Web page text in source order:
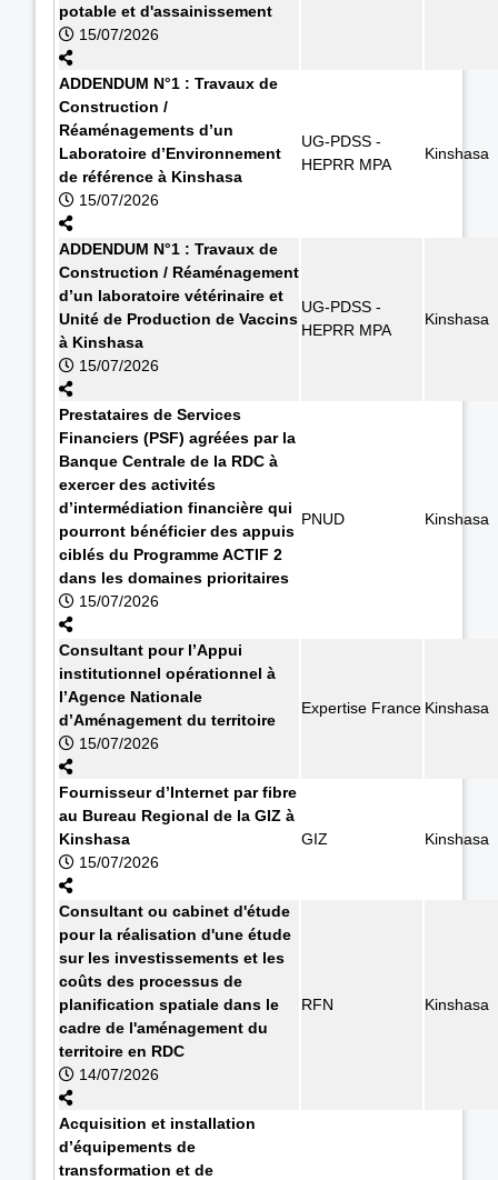
potable et d'assainissement
15/07/2026
ADDENDUM N°1 : Travaux de
Construction /
Réaménagements d’un
Laboratoire d’Environnement
de référence à Kinshasa
15/07/2026
UG-PDSS -
HEPRR MPA
Kinshasa
ADDENDUM N°1 : Travaux de
Construction / Réaménagement
d’un laboratoire vétérinaire et
Unité de Production de Vaccins
à Kinshasa
15/07/2026
UG-PDSS -
HEPRR MPA
Kinshasa
Prestataires de Services
Financiers (PSF) agréées par la
Banque Centrale de la RDC à
exercer des activités
d’intermédiation financière qui
pourront bénéficier des appuis
ciblés du Programme ACTIF 2
dans les domaines prioritaires
15/07/2026
PNUD Kinshasa
Consultant pour l’Appui
institutionnel opérationnel à
l’Agence Nationale
d’Aménagement du territoire
15/07/2026
Expertise France Kinshasa
Fournisseur d’Internet par fibre
au Bureau Regional de la GIZ à
Kinshasa
15/07/2026
GIZ Kinshasa
Consultant ou cabinet d'étude
pour la réalisation d'une étude
sur les investissements et les
coûts des processus de
planification spatiale dans le
cadre de l'aménagement du
territoire en RDC
14/07/2026
RFN Kinshasa
Acquisition et installation
d’équipements de
transformation et de